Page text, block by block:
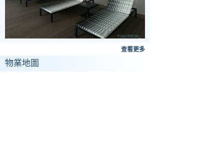
查看更多
物業地圖